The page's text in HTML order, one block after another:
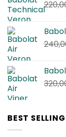
BEST SELLING